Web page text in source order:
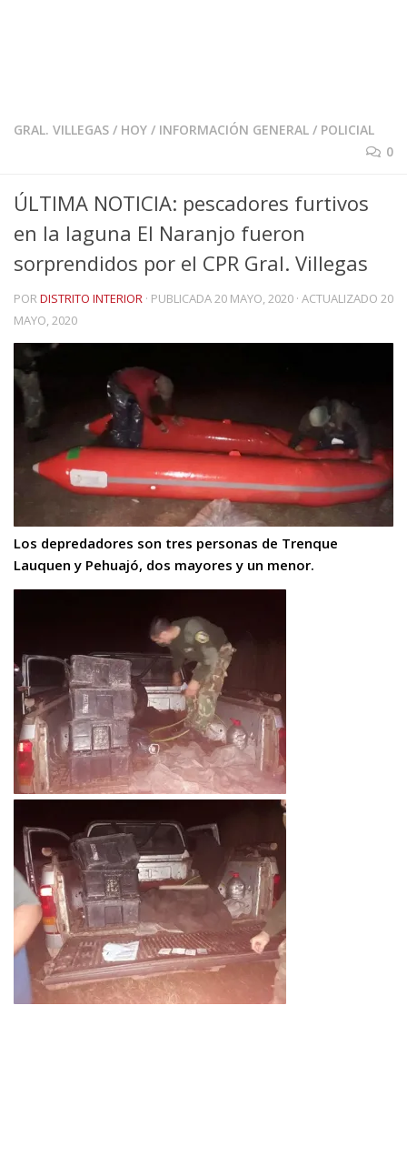
GRAL. VILLEGAS / HOY / INFORMACIÓN GENERAL / POLICIAL
0
ÚLTIMA NOTICIA: pescadores furtivos
en la laguna El Naranjo fueron
sorprendidos por el CPR Gral. Villegas
PORDISTRITO INTERIOR · PUBLICADA20 MAYO, 2020 · ACTUALIZADO 20
MAYO, 2020
Los depredadores son tres personas de Trenque
Lauquen y Pehuajó, dos mayores y un menor.